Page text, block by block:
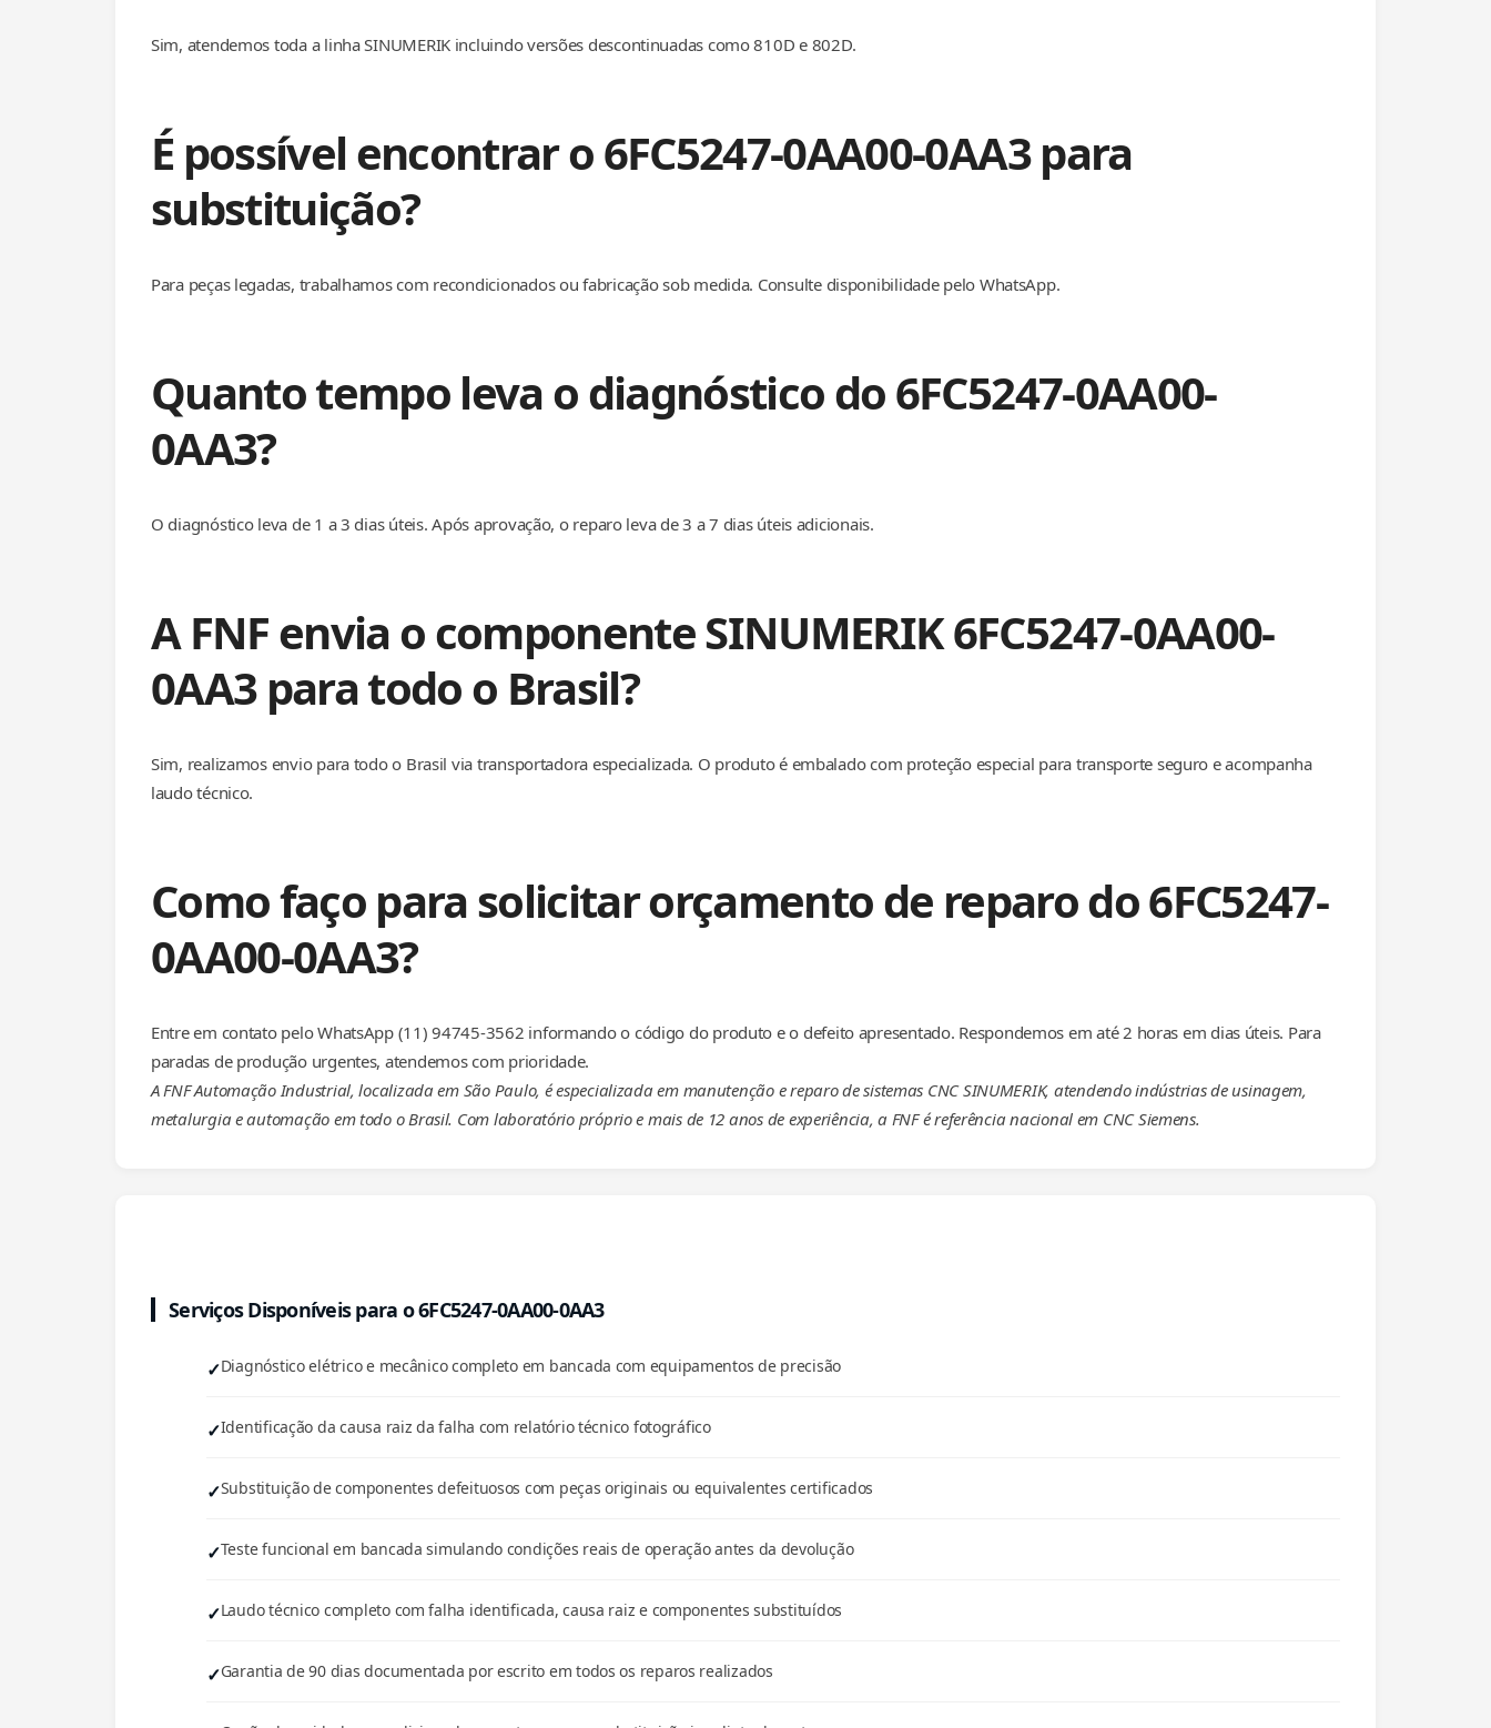
Sim, atendemos toda a linha SINUMERIK incluindo versões descontinuadas como 810D e 802D.
É possível encontrar o 6FC5247-0AA00-0AA3 para
substituição?
Para peças legadas, trabalhamos com recondicionados ou fabricação sob medida. Consulte disponibilidade pelo WhatsApp.
Quanto tempo leva o diagnóstico do 6FC5247-0AA00-
0AA3?
O diagnóstico leva de 1 a 3 dias úteis. Após aprovação, o reparo leva de 3 a 7 dias úteis adicionais.
A FNF envia o componente SINUMERIK 6FC5247-0AA00-
0AA3 para todo o Brasil?
Sim, realizamos envio para todo o Brasil via transportadora especializada. O produto é embalado com proteção especial para transporte seguro e acompanha
laudo técnico.
Como faço para solicitar orçamento de reparo do 6FC5247-
0AA00-0AA3?
Entre em contato pelo WhatsApp (11) 94745-3562 informando o código do produto e o defeito apresentado. Respondemos em até 2 horas em dias úteis. Para
paradas de produção urgentes, atendemos com prioridade.
A FNF Automação Industrial, localizada em São Paulo, é especializada em manutenção e reparo de sistemas CNC SINUMERIK, atendendo indústrias de usinagem,
metalurgia e automação em todo o Brasil. Com laboratório próprio e mais de 12 anos de experiência, a FNF é referência nacional em CNC Siemens.
Serviços Disponíveis para o 6FC5247-0AA00-0AA3
Diagnóstico elétrico e mecânico completo em bancada com equipamentos de precisão
Identificação da causa raiz da falha com relatório técnico fotográfico
Substituição de componentes defeituosos com peças originais ou equivalentes certificados
Teste funcional em bancada simulando condições reais de operação antes da devolução
Laudo técnico completo com falha identificada, causa raiz e componentes substituídos
Garantia de 90 dias documentada por escrito em todos os reparos realizados